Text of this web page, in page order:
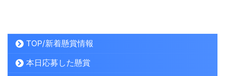
TOP/新着懸賞情報
本日応募した懸賞